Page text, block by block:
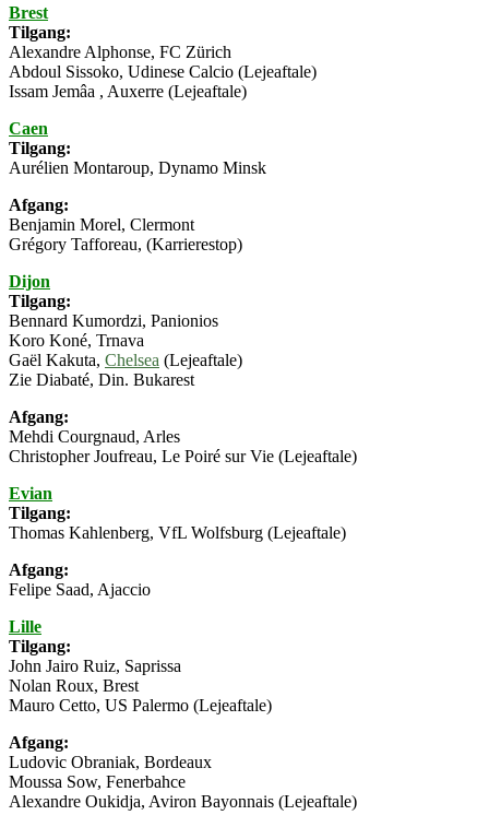
Brest
Tilgang:
Alexandre Alphonse, FC Zürich
Abdoul Sissoko, Udinese Calcio (Lejeaftale)
Issam Jemâa , Auxerre (Lejeaftale)
Caen
Tilgang:
Aurélien Montaroup, Dynamo Minsk
Afgang:
Benjamin Morel, Clermont
Grégory Tafforeau, (Karrierestop)
Dijon
Tilgang:
Bennard Kumordzi, Panionios
Koro Koné, Trnava
Gaël Kakuta, Chelsea (Lejeaftale)
Zie Diabaté, Din. Bukarest
Afgang:
Mehdi Courgnaud, Arles
Christopher Joufreau, Le Poiré sur Vie (Lejeaftale)
Evian
Tilgang:
Thomas Kahlenberg, VfL Wolfsburg (Lejeaftale)
Afgang:
Felipe Saad, Ajaccio
Lille
Tilgang:
John Jairo Ruiz, Saprissa
Nolan Roux, Brest
Mauro Cetto, US Palermo (Lejeaftale)
Afgang:
Ludovic Obraniak, Bordeaux
Moussa Sow, Fenerbahce
Alexandre Oukidja, Aviron Bayonnais (Lejeaftale)